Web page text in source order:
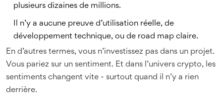
plusieurs dizaines de millions.
Il n’y a aucune preuve d’utilisation réelle, de
développement technique, ou de road map claire.
En d’autres termes, vous n’investissez pas dans un projet.
Vous pariez sur un sentiment. Et dans l’univers crypto, les
sentiments changent vite - surtout quand il n’y a rien
derrière.